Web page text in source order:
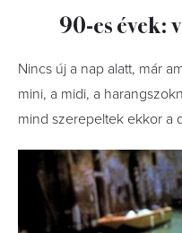
90-es évek:
Nincs új a nap alatt, már
mini, a midi, a
mind szerepeltek ekkor a